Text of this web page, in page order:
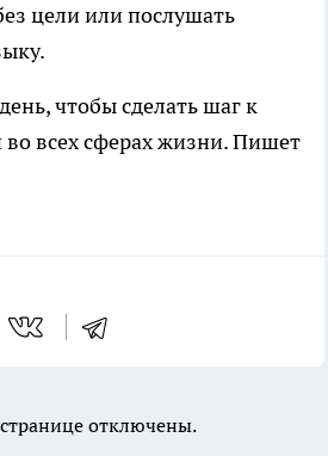
цели или послушать
чтобы сделать шаг к
во всех сферах жизни. Пишет
отключены.